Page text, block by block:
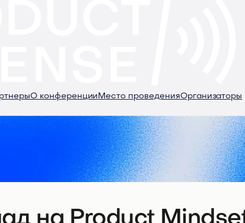
О конференции Место проведенияОрганизаторы